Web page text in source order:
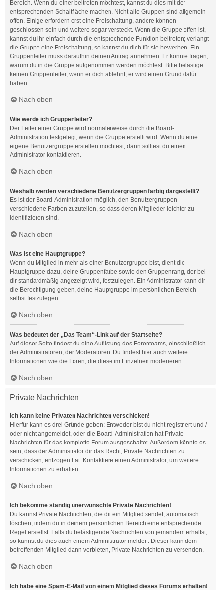
Bereich. Wenn du einer beitreten möchtest, kannst du dies mit der
entsprechenden Schaltfläche machen. Nicht alle Gruppen sind allgemein
offen. Einige erfordern erst eine Freischaltung, andere können
geschlossen sein und weitere sogar versteckt. Wenn die Gruppe offen ist,
kannst du ihr einfach durch die entsprechende Funktion beitreten; verlangt
die Gruppe eine Freischaltung, so kannst du dich für sie bewerben. Ein
Gruppenleiter muss daraufhin deinen Antrag annehmen. Er könnte fragen,
warum du in die Gruppe aufgenommen werden möchtest. Bitte belästige
keinen Gruppenleiter, wenn er dich ablehnt, er wird einen Grund dafür
haben.
Nach oben
Wie werde ich Gruppenleiter?
Der Leiter einer Gruppe wird normalerweise durch die Board-
Administration festgelegt, wenn die Gruppe erstellt wird. Wenn du eine
eigene Benutzergruppe erstellen möchtest, dann solltest du einen
Administrator kontaktieren.
Nach oben
Weshalb werden verschiedene Benutzergruppen farbig dargestellt?
Es ist der Board-Administration möglich, den Benutzergruppen
verschiedene Farben zuzuteilen, so dass deren Mitglieder leichter zu
identifizieren sind.
Nach oben
Was ist eine Hauptgruppe?
Wenn du Mitglied in mehr als einer Benutzergruppe bist, dient die
Hauptgruppe dazu, deine Gruppenfarbe sowie den Gruppenrang, der bei
dir standardmäßig angezeigt wird, festzulegen. Ein Administrator kann dir
die Berechtigung geben, deine Hauptgruppe im persönlichen Bereich
selbst festzulegen.
Nach oben
Was bedeutet der „Das Team“-Link auf der Startseite?
Auf dieser Seite findest du eine Auflistung des Forenteams, einschließlich
der Administratoren, der Moderatoren. Du findest hier auch weitere
Informationen wie die Foren, die diese im Einzelnen moderieren.
Nach oben
Private Nachrichten
Ich kann keine Privaten Nachrichten verschicken!
Hierfür kann es drei Gründe geben: Entweder bist du nicht registriert und /
oder nicht angemeldet, oder die Board-Administration hat Private
Nachrichten für das komplette Forum ausgeschaltet. Außerdem könnte es
sein, dass der Administrator dir das Recht, Private Nachrichten zu
verschicken, entzogen hat. Kontaktiere einen Administrator, um weitere
Informationen zu erhalten.
Nach oben
Ich bekomme ständig unerwünschte Private Nachrichten!
Du kannst Private Nachrichten, die dir ein Mitglied sendet, automatisch
löschen, indem du in deinem persönlichen Bereich eine entsprechende
Regel erstellst. Falls du belästigende Nachrichten von jemandem erhältst,
so kannst du dies auch einem Administrator melden. Dieser kann dem
betreffenden Mitglied dann verbieten, Private Nachrichten zu versenden.
Nach oben
Ich habe eine Spam-E-Mail von einem Mitglied dieses Forums erhalten!